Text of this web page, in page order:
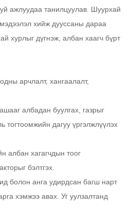
ажлуудаа танилцуулав. Шуурхай
хийж дууссаны дараа
хурлыг дүгнэж, албан хаагч бүрт
арчлалт, хангаалалт,
албадан буулгах, газрыг
тогтоомжийн дагуу үргэлжлүүлэх
албан хагагчдын тоог
бэлтгэх.
болон анга удирдсан багш нарт
хэмжээ авах. Уг уулзалтанд